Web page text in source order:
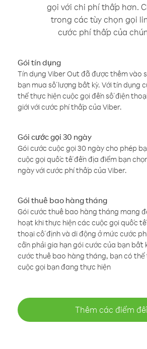
gọi với chi phí thấp hơn.
trong các tùy chọn gọi
cước phí thấp của
Gói tín dụng
Tín dụng Viber Out đã được thêm vào
bạn mua số lượng bất kỳ. Với tín dụng
thể thực hiện cuộc gọi đến số điện
giới với cước phí thấp của Viber.
Gói cước gọi 30 ngày
Gói cước cuộc gọi 30 ngày cho phép
cuộc gọi quốc tế đến địa điểm bạn
ngày với cước phí thấp của Viber.
Gói thuê bao hàng tháng
Gói cước thuê bao hàng tháng mang
hoạt khi thực hiện các cuộc gọi quốc
thoại cố định và di động ở mức cước
cần phải gia hạn gói cước của bạn bất
cước thuê bao hàng tháng, bạn có
cuộc gọi bạn đang thực hiện
Thêm các điểm